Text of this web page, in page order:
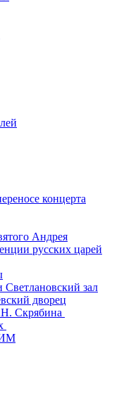
концерта
Андрея
русских царей
зал
дворец
Скрябина